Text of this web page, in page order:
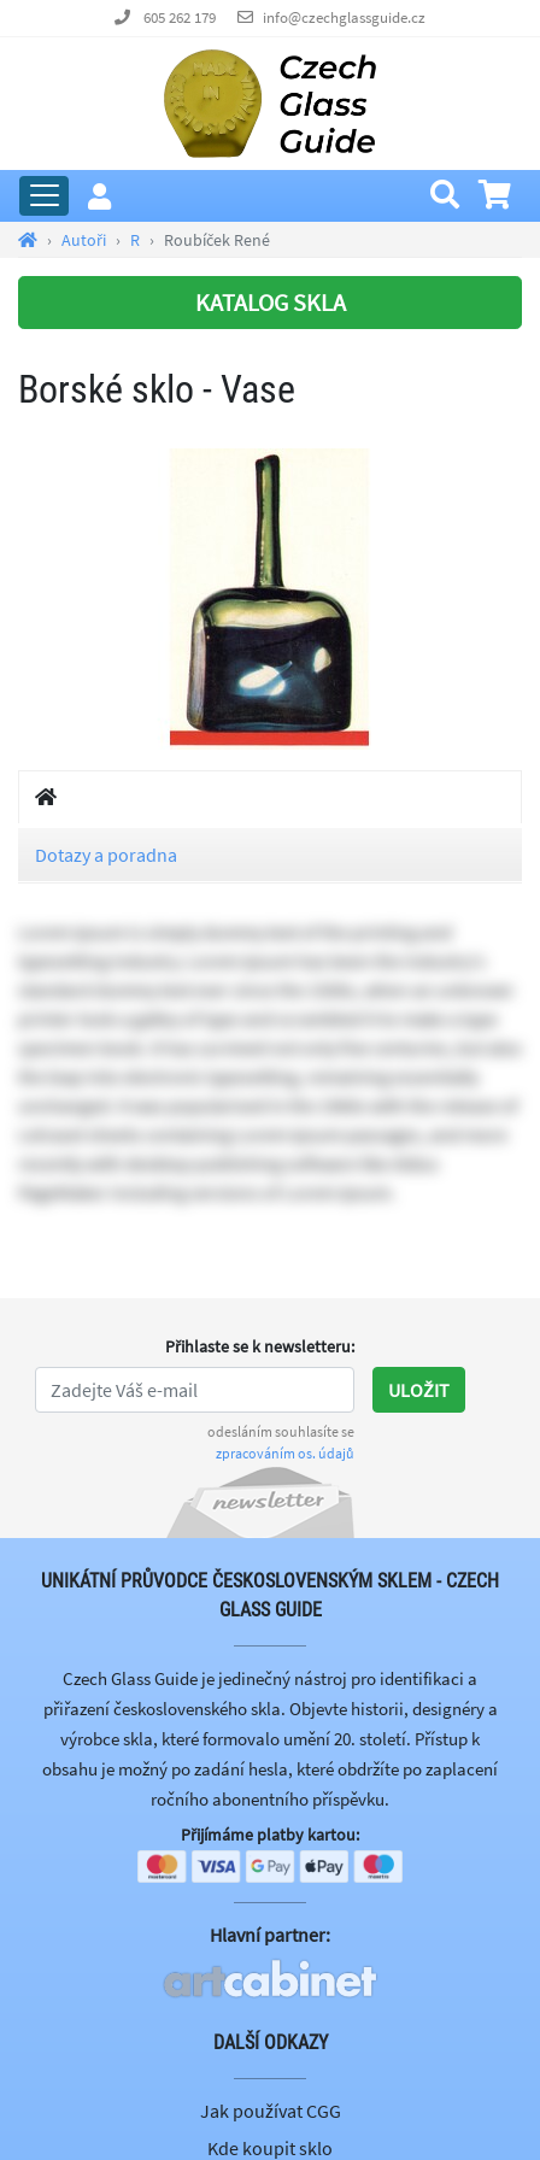
605 262 179 info@czechglassguide.cz
Autoři R Roubíček René
KATALOG SKLA
Borské sklo - Vase
Dotazy a poradna
Lorem Ipsum is simply dummy text of the printing and
typesetting industry. Lorem Ipsum has been the industry's
standard dummy text ever since the 1500s, when an unknown
printer took a galley of type and scrambled it to make a type
specimen book. It has survived not only five centuries, but also
the leap into electronic typesetting, remaining essentially
unchanged. It was popularised in the 1960s with the release of
Letraset sheets containing Lorem Ipsum passages, and more
recently with desktop publishing software like Aldus
PageMaker including versions of Lorem Ipsum.
Přihlaste se k newsletteru:
odesláním souhlasíte se
zpracováním os. údajů
ULOŽIT
UNIKÁTNÍ PRŮVODCE ČESKOSLOVENSKÝM SKLEM - CZECH
GLASS GUIDE
Czech Glass Guide je jedinečný nástroj pro identifikaci a
přiřazení československého skla. Objevte historii, designéry a
výrobce skla, které formovalo umění 20. století. Přístup k
obsahu je možný po zadání hesla, které obdržíte po zaplacení
ročního abonentního příspěvku.
Přijímáme platby kartou:
Hlavní partner:
DALŠÍ ODKAZY
Jak používat CGG
Kde koupit sklo